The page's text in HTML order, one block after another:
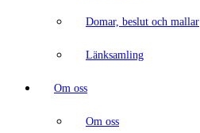
Domar, beslut och mallar
Länksamling
Om oss
Om oss